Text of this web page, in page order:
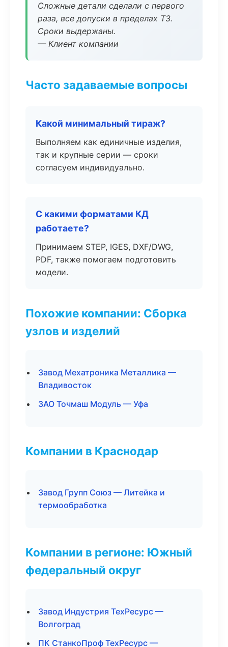
Сложные детали сделали с первого
раза, все допуски в пределах ТЗ.
Сроки выдержаны.
— Клиент компании
Часто задаваемые вопросы
Какой минимальный тираж?
Выполняем как единичные изделия,
так и крупные серии — сроки
согласуем индивидуально.
С какими форматами КД
работаете?
Принимаем STEP, IGES, DXF/DWG,
PDF, также помогаем подготовить
модели.
Похожие компании: Сборка
узлов и изделий
Завод Мехатроника Металлика —
Владивосток
ЗАО Точмаш Модуль — Уфа
Компании в Краснодар
Завод Групп Союз — Литейка и
термообработка
Компании в регионе: Южный
федеральный округ
Завод Индустрия ТехРесурс —
Волгоград
ПК СтанкоПроф ТехРесурс —